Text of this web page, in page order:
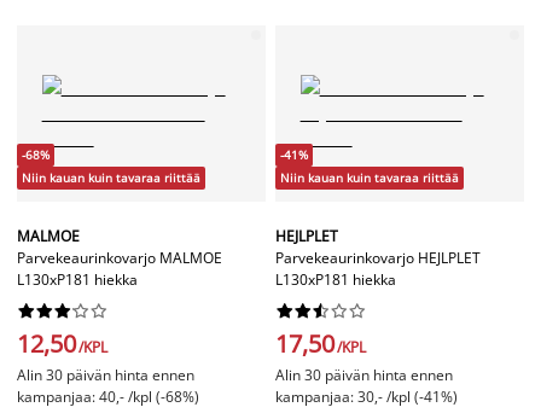
-68%
Niin kauan kuin tavaraa riittää
MALMOE
Parvekeaurinkovarjo MALMOE
L130xP181 hiekka






12,50/KPL
Alin 30 päivän hinta ennen
kampanjaa: 40,- /kpl (-68%)
-41%
Niin kauan kuin tavaraa riittää
HEJLPLET
Parvekeaurinkovarjo HEJLPLET
L130xP181 hiekka






17,50/KPL
Alin 30 päivän hinta ennen
kampanjaa: 30,- /kpl (-41%)